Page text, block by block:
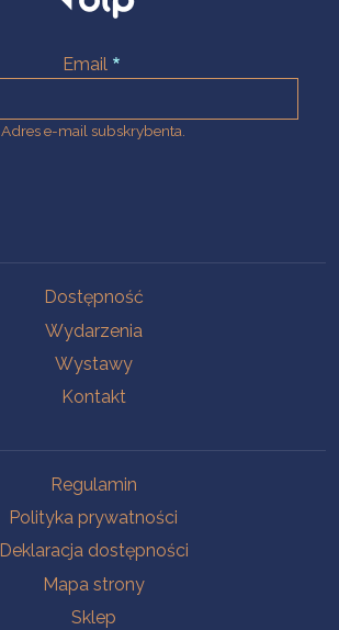
Email
Adres e-mail subskrybenta.
Dostępność
Wydarzenia
Wystawy
Kontakt
Regulamin
Polityka prywatności
Deklaracja dostępności
Mapa strony
Sklep